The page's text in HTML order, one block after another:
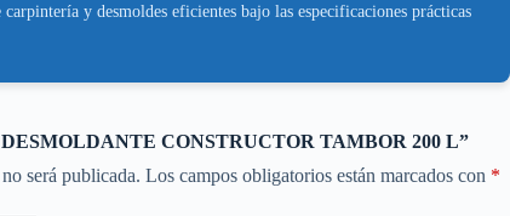
y desmoldes eficientes bajo las especificaciones prácticas
DESMOLDANTE CONSTRUCTOR TAMBOR 200 L”
será publicada. Los campos obligatorios están marcados con *